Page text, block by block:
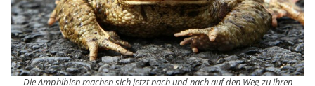
Die Amphibien machen sich jetzt nach und nach auf den Weg zu ihren